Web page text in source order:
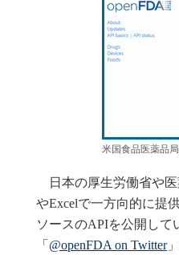
米国食品医薬品
日本の厚生労働省や医
やExcelで一方向的に提
ソースのAPIを公開して
「 @openFDA on Twitter